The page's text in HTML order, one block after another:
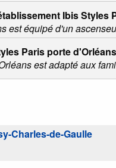
Ibis Styles
est équipé d'un
Paris porte
est adapté aux
Charles-de-Gaulle